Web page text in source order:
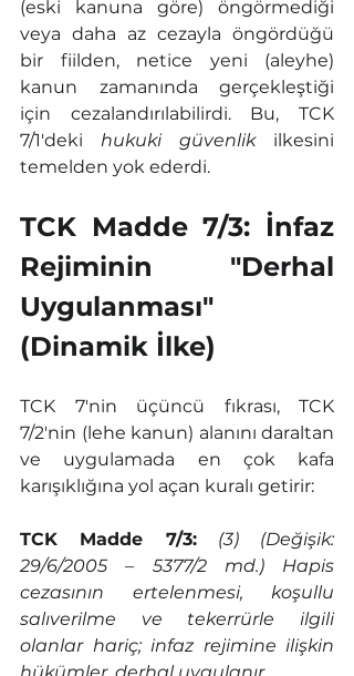
(eski kanuna göre) öngörmediği
veya daha az cezayla öngördüğü
bir fiilden, netice yeni (aleyhe)
kanun zamanında gerçekleştiği
için cezalandırılabilirdi. Bu, TCK
7/1'deki hukuki güvenlik ilkesini
temelden yok ederdi.
TCK Madde 7/3: İnfaz
Rejiminin "Derhal
Uygulanması"
(Dinamik İlke)
TCK 7'nin üçüncü fıkrası, TCK
7/2'nin (lehe kanun) alanını daraltan
ve uygulamada en çok kafa
karışıklığına yol açan kuralı getirir:
TCK Madde 7/3:
(3) (Değişik:
29/6/2005 – 5377/2 md.) Hapis
cezasının ertelenmesi, koşullu
salıverilme ve tekerrürle ilgili
olanlar hariç; infaz rejimine ilişkin